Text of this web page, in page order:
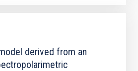
derived from an